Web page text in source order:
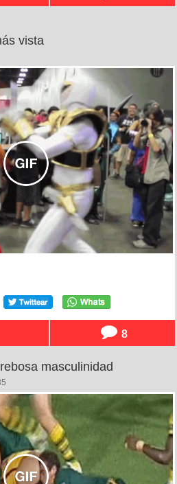
vista
8
masculinidad